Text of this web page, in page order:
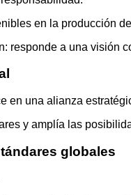
en la producción
responde a una visión
en una alianza
y amplía las
globales